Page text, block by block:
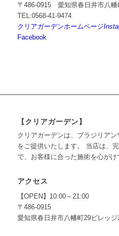
〒486-0915 愛知県春日井市八幡
TEL:0568-41-9474
クリアガーデンホームページ
Facebook
【クリアガーデン】
クリアガーデンは、ブラジリア
をご提供いたします。 当店は、
で、お客様に合った施術を心がけ
アクセス
【OPEN】10:00～21:00
〒486-0915
愛知県春日井市八幡町29ビレッジ